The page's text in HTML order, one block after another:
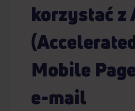
korzystać z
Mobile
e-mail